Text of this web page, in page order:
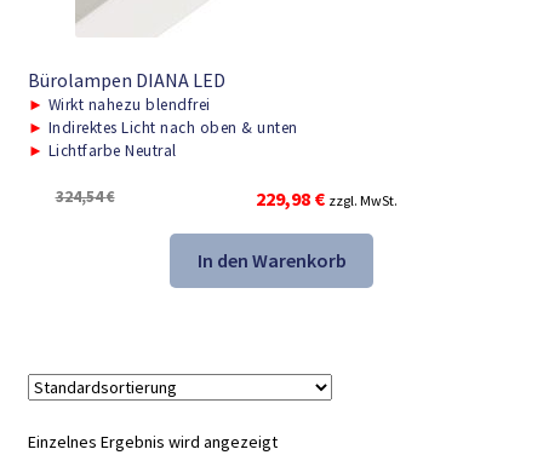
Bürolampen DIANA LED
► Wirkt nahezu blendfrei
► Indirektes Licht nach oben & unten
► Lichtfarbe Neutral
324,54€
Ursprünglicher
Preis
war:
324,54 €
229,98 €Aktueller
Preis
ist:
229,98 €.
zzgl. MwSt.
In den Warenkorb
Einzelnes Ergebnis wird angezeigt